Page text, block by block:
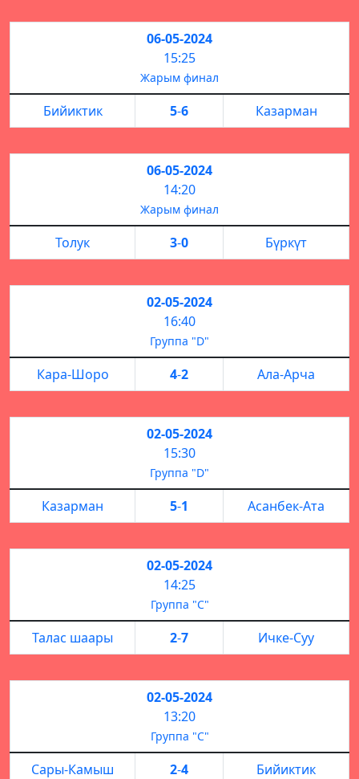
06-05-2024
15:25
Жарым финал
Бийиктик 5-6 Казарман
06-05-2024
14:20
Жарым финал
Толук 3-0 Бүркүт
02-05-2024
16:40
Группа "D"
Кара-Шоро 4-2 Ала-Арча
02-05-2024
15:30
Группа "D"
Казарман 5-1 Асанбек-Ата
02-05-2024
14:25
Группа "С"
Талас шаары 2-7 Ичке-Суу
02-05-2024
13:20
Группа "С"
Сары-Камыш 2-4 Бийиктик